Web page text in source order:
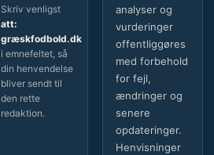
Skriv venligst
att:
græskfodbold.dk
i emnefeltet, så
din henvendelse
bliver sendt til
den rette
redaktion.
analyser og
vurderinger
offentliggøres
med forbehold
for fejl,
ændringer og
senere
opdateringer.
Henvisninger